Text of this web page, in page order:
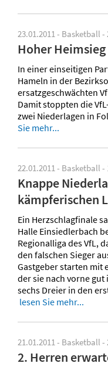
23.01.2011 - Basketball -
Hoher
In einer einseitigen
Hameln in der
ersatzgeschwächten
Damit stoppten die
zwei Niederlagen in
Sie mehr...
22.01.2011 - Basketball -
Knappe
kämpferischen
Ein Herzschlagfinale
Halle Einsiedlerbach
Regionalliga des VfL,
den falschen Sieger
Gastgeber starten mit
der sie nach vorne
sechs Dreier in den
lesen Sie mehr...
21.01.2011 - Basketball -
2. Herren